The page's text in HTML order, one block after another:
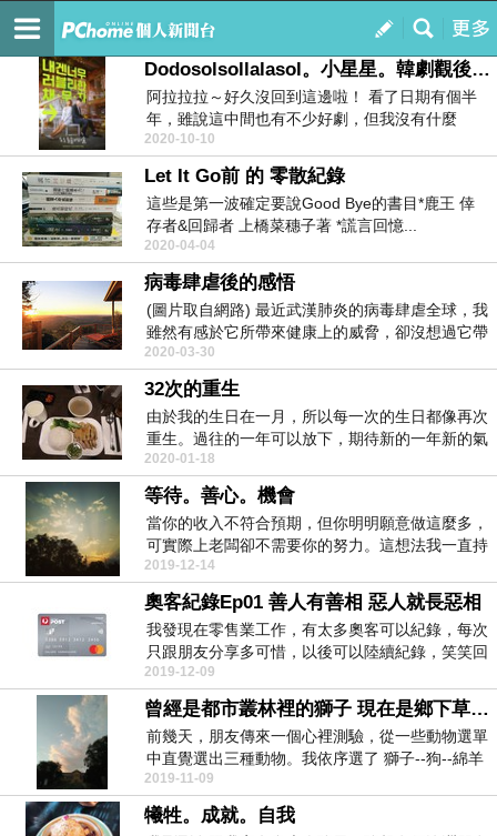
我的
訂閱
Recalling
Dodosolsollalasol。小星星。韓劇觀後感分享EP01-02
阿拉拉拉～好久沒回到這邊啦！ 看了日期有個半
年，雖說這中間也有不少好劇，但我沒有什麼
trigger...
2020-10-10
Let It Go前 的 零散紀錄
這些是第一波確定要說Good Bye的書目*鹿王 倖
存者&回歸者 上橋菜穗子著 *謊言回憶...
2020-04-04
病毒肆虐後的感悟
(圖片取自網路) 最近武漢肺炎的病毒肆虐全球，我
雖然有感於它所帶來健康上的威脅，卻沒想過它帶
來經濟...
2020-03-30
32次的重生
由於我的生日在一月，所以每一次的生日都像再次
重生。過往的一年可以放下，期待新的一年新的氣
象，讓自己往...
2020-01-18
等待。善心。機會
當你的收入不符合預期，但你明明願意做這麼多，
可實際上老闆卻不需要你的努力。這想法我一直持
續到去年。 ...
2019-12-14
奧客紀錄Ep01 善人有善相 惡人就長惡相
我發現在零售業工作，有太多奧客可以紀錄，每次
只跟朋友分享多可惜，以後可以陸續紀錄，笑笑回
憶也挺好的。...
2019-12-09
曾經是都市叢林裡的獅子 現在是鄉下草原上的綿羊
前幾天，朋友傳來一個心裡測驗，從一些動物選單
中直覺選出三種動物。我依序選了 獅子--狗--綿羊
看了一...
2019-11-09
犧牲。成就。自我